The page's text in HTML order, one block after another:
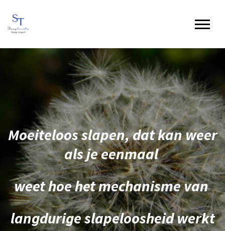
Moeiteloos slapen, dat kan weer
als je eenmaal
weet hoe het mechanisme van
langdurige slapeloosheid werkt